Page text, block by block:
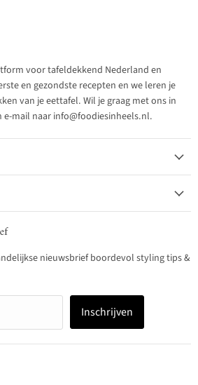
voor tafeldekkend Nederland en
en gezondste recepten en we leren je
van je eettafel. Wil je graag met ons in
mail naar info@foodiesinheels.nl.
nieuwsbrief boordevol styling tips &
Inschrijven